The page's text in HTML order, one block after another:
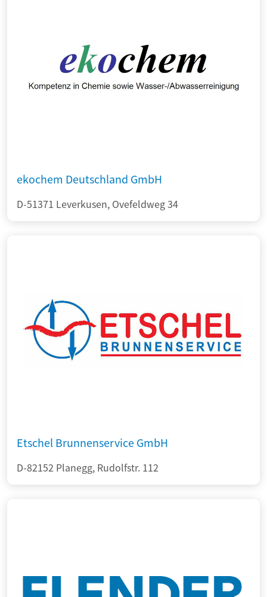
ekochem Deutschland GmbH
D-51371 Leverkusen, Ovefeldweg 34
Etschel Brunnenservice GmbH
D-82152 Planegg, Rudolfstr. 112